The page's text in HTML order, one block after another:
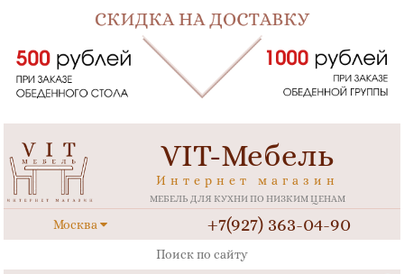
VIT-Мебель
Интернет магазин
МЕБЕЛЬ ДЛЯ КУХНИ ПО НИЗКИМ ЦЕНАМ
Москва +7(927) 363-04-90